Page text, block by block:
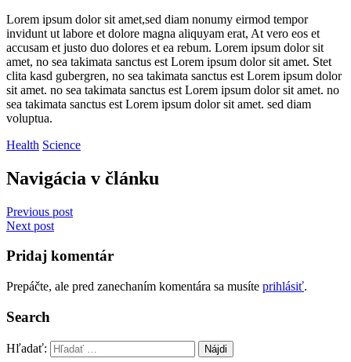
Lorem ipsum dolor sit amet,sed diam nonumy eirmod tempor
invidunt ut labore et dolore magna aliquyam erat, At vero eos et
accusam et justo duo dolores et ea rebum. Lorem ipsum dolor sit
amet, no sea takimata sanctus est Lorem ipsum dolor sit amet. Stet
clita kasd gubergren, no sea takimata sanctus est Lorem ipsum dolor
sit amet. no sea takimata sanctus est Lorem ipsum dolor sit amet. no
sea takimata sanctus est Lorem ipsum dolor sit amet. sed diam
voluptua.
Health Science
Navigácia v článku
Previous post
Next post
Pridaj komentár
Prepáčte, ale pred zanechaním komentára sa musíte prihlásiť.
Search
Hľadať: